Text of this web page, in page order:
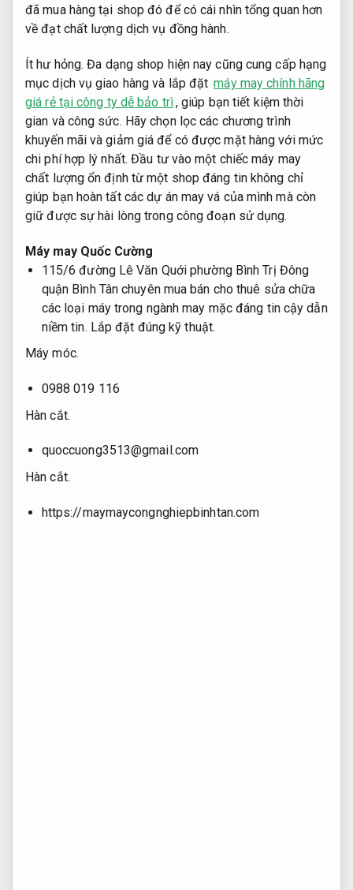
đã mua hàng tại shop đó để có cái nhìn tổng quan hơn
về đạt chất lượng dịch vụ đồng hành.
Ít hư hỏng. Đa dạng shop hiện nay cũng cung cấp hạng
mục dịch vụ giao hàng và lắp đặt máy may chính hãng
giá rẻ tại công ty dễ bảo trì, giúp bạn tiết kiệm thời
gian và công sức. Hãy chọn lọc các chương trình
khuyến mãi và giảm giá để có được mặt hàng với mức
chi phí hợp lý nhất. Đầu tư vào một chiếc máy may
chất lượng ổn định từ một shop đáng tin không chỉ
giúp bạn hoàn tất các dự án may vá của mình mà còn
giữ được sự hài lòng trong công đoạn sử dụng.
Máy may Quốc Cường
115/6 đường Lê Văn Quới phường Bình Trị Đông
quận Bình Tân chuyên mua bán cho thuê sửa chữa
các loại máy trong ngành may mặc đáng tin cậy dẫn
niềm tin. Lắp đặt đúng kỹ thuật.
Máy móc.
0988 019 116
Hàn cắt.
quoccuong3513@gmail.com
Hàn cắt.
https://maymaycongnghiepbinhtan.com